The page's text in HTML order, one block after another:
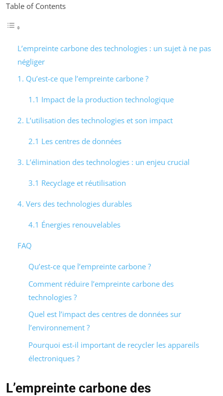
Table of Contents
L’empreinte carbone des technologies : un sujet à ne pas
négliger
1. Qu’est-ce que l’empreinte carbone ?
1.1 Impact de la production technologique
2. L’utilisation des technologies et son impact
2.1 Les centres de données
3. L’élimination des technologies : un enjeu crucial
3.1 Recyclage et réutilisation
4. Vers des technologies durables
4.1 Énergies renouvelables
FAQ
Qu’est-ce que l’empreinte carbone ?
Comment réduire l’empreinte carbone des
technologies ?
Quel est l’impact des centres de données sur
l’environnement ?
Pourquoi est-il important de recycler les appareils
électroniques ?
L’empreinte carbone des